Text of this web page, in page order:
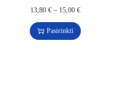
13,80€ – 15,00€
Pasirinkti